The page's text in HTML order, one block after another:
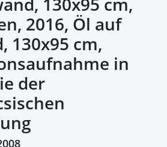
2016, Öl auf
130x95 cm,
in
der